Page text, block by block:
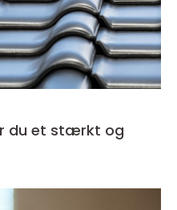
du et stærkt og